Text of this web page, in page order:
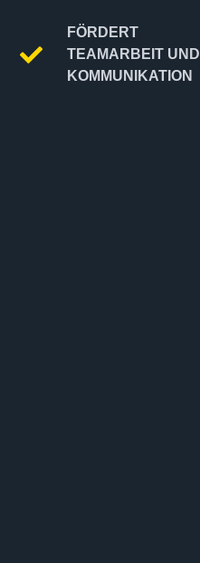
FÖRDERT
TEAMARBEIT UND
KOMMUNIKATION